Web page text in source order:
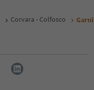
Corvara - Colfosco